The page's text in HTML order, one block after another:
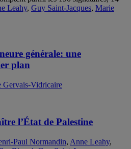
Leahy, Guy Saint-Jacques, Marie
générale: une
plan
Gervais-Vidricaire
l’État de Palestine
Paul Normandin, Anne Leahy,